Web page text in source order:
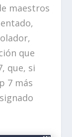
maestros
que
que, si
7 más